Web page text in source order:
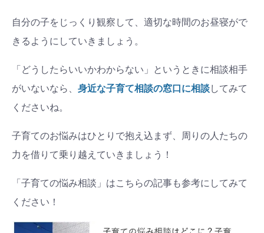
自分の子をじっくり観察して、適切な時間のお昼寝がで
きるようにしていきましょう。
「どうしたらいいかわからない」というときに相談相手
がいないなら、 身近な子育て相談の窓口に相談してみて
くださいね。
子育てのお悩みはひとりで抱え込まず、周りの人たちの
力を借りて乗り越えていきましょう！
「子育ての悩み相談」はこちらの記事も参考にしてみて
ください！